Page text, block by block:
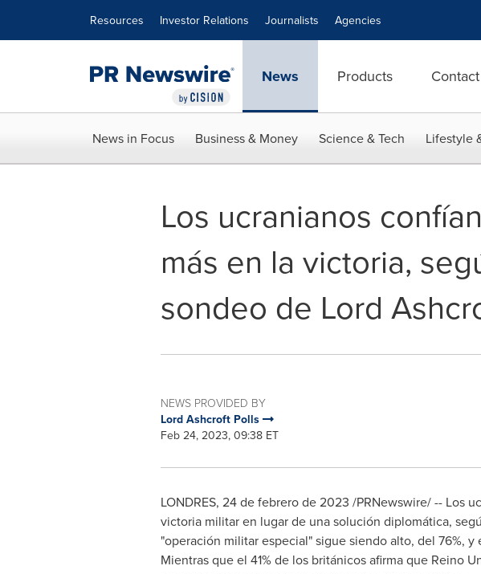
Resources Investor Relations Journalists Agencies
News Products Contact
News in Focus Business & Money Science & Tech Lifestyle
Los ucranianos
más en la victoria,
sondeo de Lord
NEWS PROVIDED BY
Lord Ashcroft Polls
Feb 24, 2023, 09:38 ET
LONDRES, 24 de febrero de 2023 /PRNewswire/ -- Los
victoria militar en lugar de una solución diplomática,
"operación militar especial" sigue siendo alto, del 76%,
Mientras que el 41% de los británicos afirma que Reino